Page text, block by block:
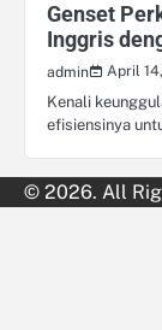
Genset
Inggris
admin
April
Kenali
efisiensinya
© 2026. All